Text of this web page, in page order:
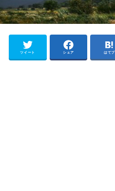
ツイート シェア はてブ